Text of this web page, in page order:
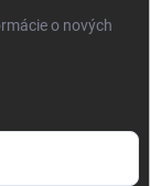
o nových